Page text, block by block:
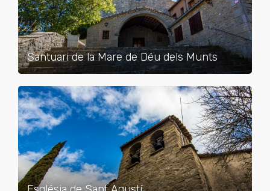
Santuari de la Mare de Déu dels Munts